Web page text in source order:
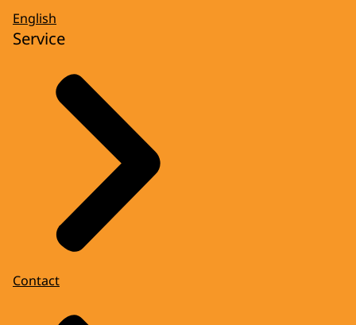
English
Service
Contact